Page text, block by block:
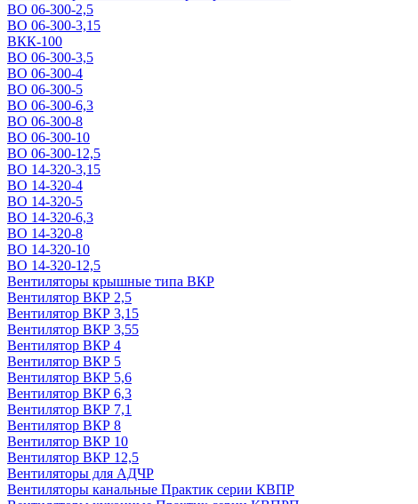
ВО 06-300-2,5
ВО 06-300-3,15
ВКК-100
ВО 06-300-3,5
ВО 06-300-4
ВО 06-300-5
ВО 06-300-6,3
ВО 06-300-8
ВО 06-300-10
ВО 06-300-12,5
ВО 14-320-3,15
ВО 14-320-4
ВО 14-320-5
ВО 14-320-6,3
ВО 14-320-8
ВО 14-320-10
ВО 14-320-12,5
Вентиляторы крышные типа ВКР
Вентилятор ВКР 2,5
Вентилятор ВКР 3,15
Вентилятор ВКР 3,55
Вентилятор ВКР 4
Вентилятор ВКР 5
Вентилятор ВКР 5,6
Вентилятор ВКР 6,3
Вентилятор ВКР 7,1
Вентилятор ВКР 8
Вентилятор ВКР 10
Вентилятор ВКР 12,5
Вентиляторы для АДЧР
Вентиляторы канальные Практик серии КВПР